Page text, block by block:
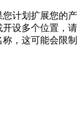
计划扩展您的产
设多个位置，请
，这可能会限制